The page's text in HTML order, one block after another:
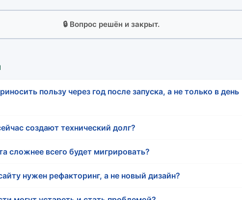
🔒 Вопрос решён и закрыт.
пользу через год после запуска, а не только в день
создают технический долг?
сложнее всего будет мигрировать?
нужен рефакторинг, а не новый дизайн?